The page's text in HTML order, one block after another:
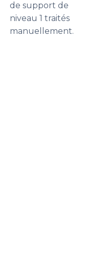
de support de
niveau 1 traités
manuellement.